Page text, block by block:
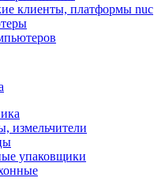
Фены
Щипцы
Электробритвы
Сушильные машины
Морозильные камеры
Плиты
клиенты, платформы nuc
измельчители
упаковщики